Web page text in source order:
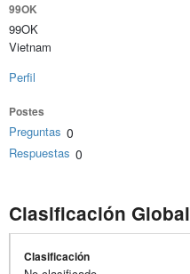
99OK
99OK
Vietnam
Perfil
Postes
Preguntas 0
Respuestas 0
Clasificación Global
Clasificación